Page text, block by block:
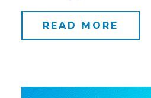
READ MORE